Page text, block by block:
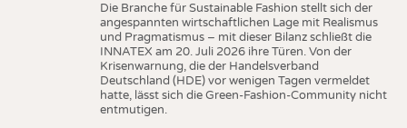
Die Branche für Sustainable Fashion stellt sich der
angespannten wirtschaftlichen Lage mit Realismus
und Pragmatismus – mit dieser Bilanz schließt die
INNATEX am 20. Juli 2026 ihre Türen. Von der
Krisenwarnung, die der Handelsverband
Deutschland (HDE) vor wenigen Tagen vermeldet
hatte, lässt sich die Green-Fashion-Community nicht
entmutigen.